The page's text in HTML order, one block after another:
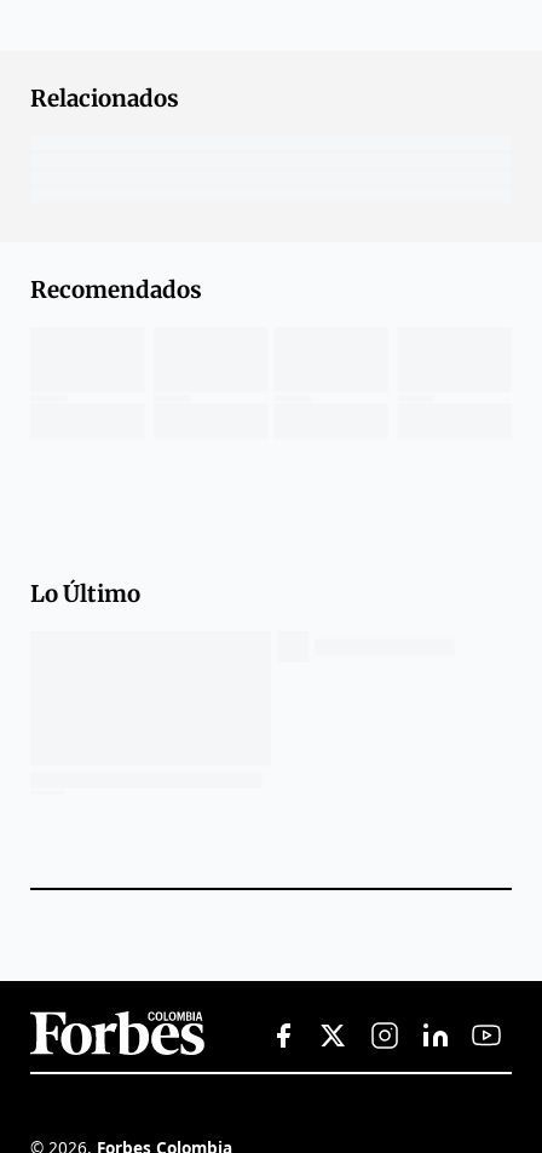
Relacionados
Recomendados
Lo Último
© 2026, Forbes Colombia